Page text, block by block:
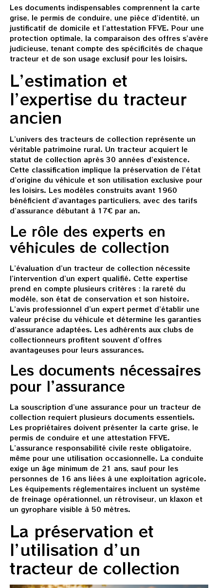
Les documents indispensables comprennent la carte
grise, le permis de conduire, une pièce d’identité, un
justificatif de domicile et l’attestation FFVE. Pour une
protection optimale, la comparaison des offres s’avère
judicieuse, tenant compte des spécificités de chaque
tracteur et de son usage exclusif pour les loisirs.
L’estimation et
l’expertise du tracteur
ancien
L’univers des tracteurs de collection représente un
véritable patrimoine rural. Un tracteur acquiert le
statut de collection après 30 années d’existence.
Cette classification implique la préservation de l’état
d’origine du véhicule et son utilisation exclusive pour
les loisirs. Les modèles construits avant 1960
bénéficient d’avantages particuliers, avec des tarifs
d’assurance débutant à 17€ par an.
Le rôle des experts en
véhicules de collection
L’évaluation d’un tracteur de collection nécessite
l’intervention d’un expert qualifié. Cette expertise
prend en compte plusieurs critères : la rareté du
modèle, son état de conservation et son histoire.
L’avis professionnel d’un expert permet d’établir une
valeur précise du véhicule et détermine les garanties
d’assurance adaptées. Les adhérents aux clubs de
collectionneurs profitent souvent d’offres
avantageuses pour leurs assurances.
Les documents nécessaires
pour l’assurance
La souscription d’une assurance pour un tracteur de
collection requiert plusieurs documents essentiels.
Les propriétaires doivent présenter la carte grise, le
permis de conduire et une attestation FFVE.
L’assurance responsabilité civile reste obligatoire,
même pour une utilisation occasionnelle. La conduite
exige un âge minimum de 21 ans, sauf pour les
personnes de 16 ans liées à une exploitation agricole.
Les équipements réglementaires incluent un système
de freinage opérationnel, un rétroviseur, un klaxon et
un gyrophare visible à 50 mètres.
La préservation et
l’utilisation d’un
tracteur de collection